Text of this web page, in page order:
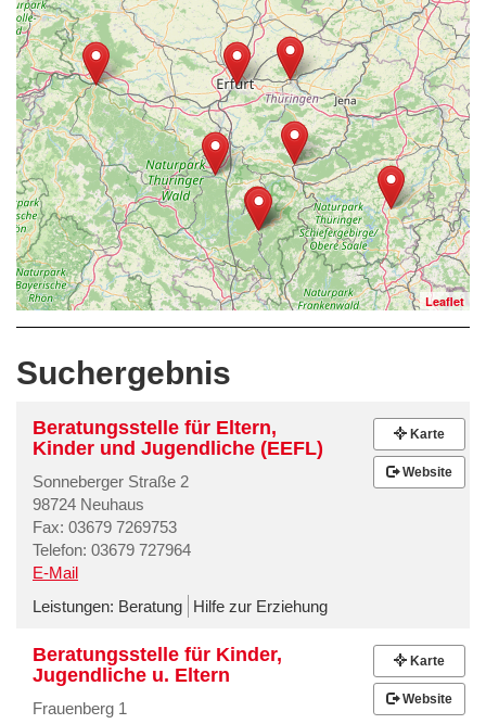
Leaflet
Suchergebnis
Beratungsstelle für Eltern,
Kinder und Jugendliche (EEFL)
Sonneberger Straße 2
98724 Neuhaus
Fax: 03679 7269753
Telefon: 03679 727964
E-Mail
Leistungen: Beratung Hilfe zur Erziehung
Karte
Website
Beratungsstelle für Kinder,
Jugendliche u. Eltern
Frauenberg 1
Karte
Website